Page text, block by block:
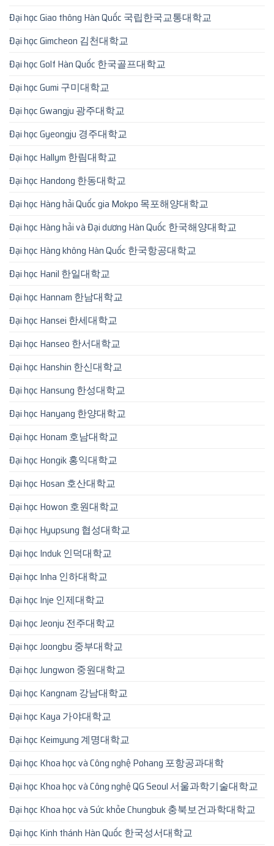
Đại học Giao thông Hàn Quốc 국립한국교통대학교
Đại học Gimcheon 김천대학교
Đại học Golf Hàn Quốc 한국골프대학교
Đại học Gumi 구미대학교
Đại học Gwangju 광주대학교
Đại học Gyeongju 경주대학교
Đại học Hallym 한림대학교
Đại học Handong 한동대학교
Đại học Hàng hải Quốc gia Mokpo 목포해양대학교
Đại học Hàng hải và Đại dương Hàn Quốc 한국해양대학교
Đại học Hàng không Hàn Quốc 한국항공대학교
Đại học Hanil 한일대학교
Đại học Hannam 한남대학교
Đại học Hansei 한세대학교
Đại học Hanseo 한서대학교
Đại học Hanshin 한신대학교
Đại học Hansung 한성대학교
Đại học Hanyang 한양대학교
Đại học Honam 호남대학교
Đại học Hongik 홍익대학교
Đại học Hosan 호산대학교
Đại học Howon 호원대학교
Đại học Hyupsung 협성대학교
Đại học Induk 인덕대학교
Đại học Inha 인하대학교
Đại học Inje 인제대학교
Đại học Jeonju 전주대학교
Đại học Joongbu 중부대학교
Đại học Jungwon 중원대학교
Đại học Kangnam 강남대학교
Đại học Kaya 가야대학교
Đại học Keimyung 계명대학교
Đại học Khoa học và Công nghệ Pohang 포항공과대학
Đại học Khoa học và Công nghệ QG Seoul 서울과학기술대학교
Đại học Khoa học và Sức khỏe Chungbuk 충북보건과학대학교
Đại học Kinh thánh Hàn Quốc 한국성서대학교